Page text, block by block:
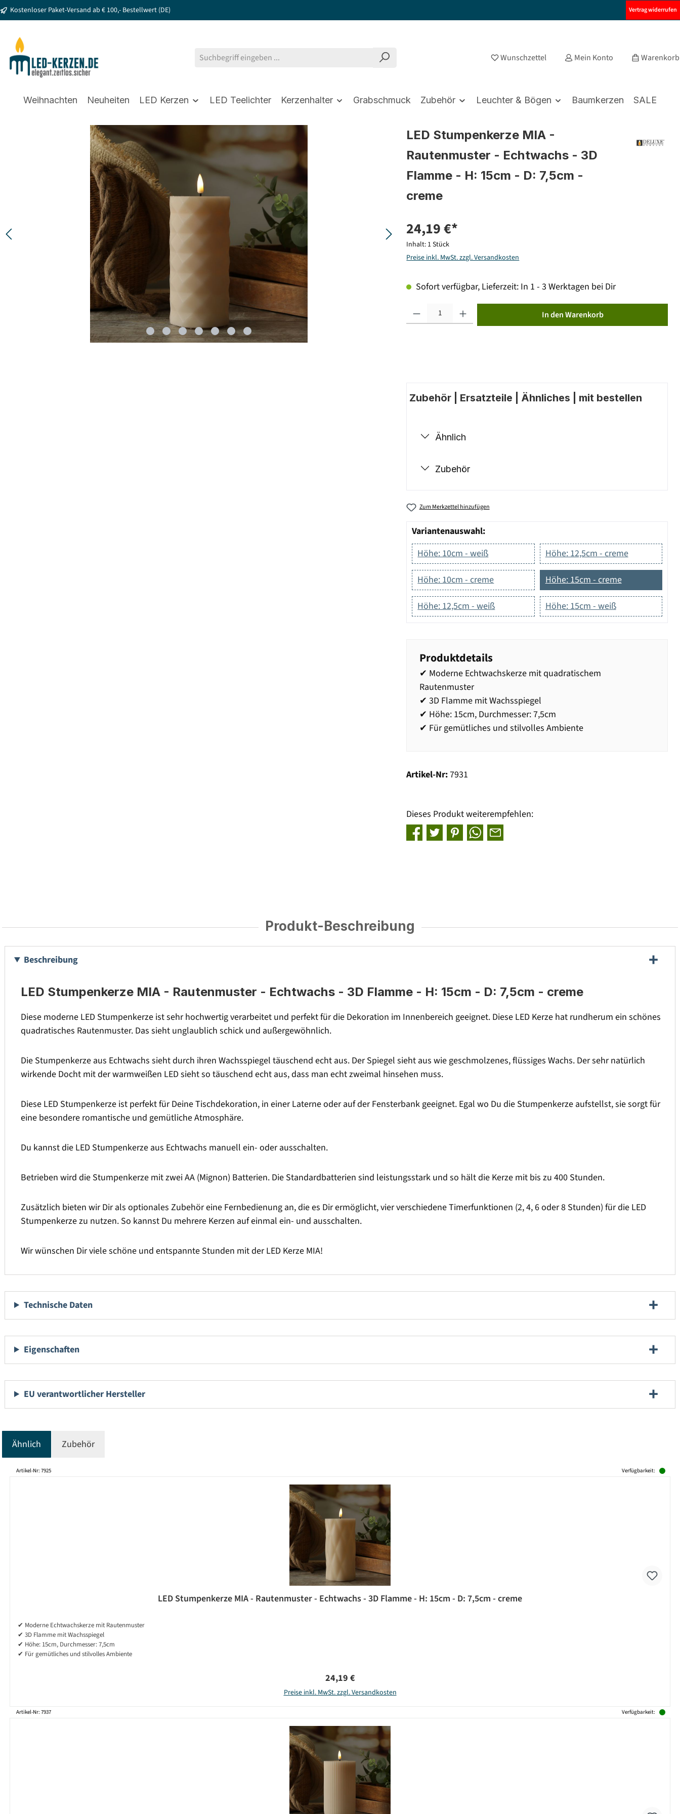
Zur Hauptnavigation springen
Kostenloser Paket-Versand ab € 100,- Bestellwert (DE) Vertrag widerrufen
Wunschzettel Mein Konto Warenkorb
Weihnachten Neuheiten LED Kerzen LED Teelichter Kerzenhalter Grabschmuck Zubehör Leuchter & Bögen Baumkerzen SALE
Bildergalerie überspringen
LED Stumpenkerze MIA -
Rautenmuster - Echtwachs - 3D
Flamme - H: 15cm - D: 7,5cm -
creme
24,19 €*
Inhalt: 1 Stück
Preise inkl. MwSt. zzgl. Versandkosten
Sofort verfügbar, Lieferzeit: In 1 - 3 Werktagen bei Dir
In den Warenkorb
Zubehör | Ersatzteile | Ähnliches | mit bestellen
Ähnlich
Zubehör
Zum Merkzettel hinzufügen
Variantenauswahl:
Höhe: 10cm - weiß
Höhe: 12,5cm - creme
Höhe: 10cm - creme Höhe: 15cm - creme
Höhe: 12,5cm - weiß Höhe: 15cm - weiß
Produktdetails
✔ Moderne Echtwachskerze mit quadratischem
Rautenmuster
✔ 3D Flamme mit Wachsspiegel
✔ Höhe: 15cm, Durchmesser: 7,5cm
✔ Für gemütliches und stilvolles Ambiente
Artikel-Nr:7931
Dieses Produkt weiterempfehlen:
Produkt-Beschreibung
Beschreibung
LED Stumpenkerze MIA - Rautenmuster - Echtwachs - 3D Flamme - H: 15cm - D: 7,5cm - creme
Diese moderne LED Stumpenkerze ist sehr hochwertig verarbeitet und perfekt für die Dekoration im Innenbereich geeignet. Diese LED Kerze hat rundherum ein schönes
quadratisches Rautenmuster. Das sieht unglaublich schick und außergewöhnlich.
Die Stumpenkerze aus Echtwachs sieht durch ihren Wachsspiegel täuschend echt aus. Der Spiegel sieht aus wie geschmolzenes, flüssiges Wachs. Der sehr natürlich
wirkende Docht mit der warmweißen LED sieht so täuschend echt aus, dass man echt zweimal hinsehen muss.
Diese LED Stumpenkerze ist perfekt für Deine Tischdekoration, in einer Laterne oder auf der Fensterbank geeignet. Egal wo Du die Stumpenkerze aufstellst, sie sorgt für
eine besondere romantische und gemütliche Atmosphäre.
Du kannst die LED Stumpenkerze aus Echtwachs manuell ein- oder ausschalten.
Betrieben wird die Stumpenkerze mit zwei AA (Mignon) Batterien. Die Standardbatterien sind leistungsstark und so hält die Kerze mit bis zu 400 Stunden.
Zusätzlich bieten wir Dir als optionales Zubehör eine Fernbedienung an, die es Dir ermöglicht, vier verschiedene Timerfunktionen (2, 4, 6 oder 8 Stunden) für die LED
Stumpenkerze zu nutzen. So kannst Du mehrere Kerzen auf einmal ein- und ausschalten.
Wir wünschen Dir viele schöne und entspannte Stunden mit der LED Kerze MIA!
Technische Daten
Eigenschaften
EU verantwortlicher Hersteller
Ähnlich Zubehör
Produktgalerie überspringen
Artikel-Nr: 7925 Verfügbarkeit:
LED Stumpenkerze MIA - Rautenmuster - Echtwachs - 3D Flamme - H: 15cm - D: 7,5cm - creme
✔ Moderne Echtwachskerze mit Rautenmuster
✔ 3D Flamme mit Wachsspiegel
✔ Höhe: 15cm, Durchmesser: 7,5cm
✔ Für gemütliches und stilvolles Ambiente
Regulärer Preis:
24,19 €
Preise inkl. MwSt. zzgl. Versandkosten
Artikel-Nr: 7937 Verfügbarkeit: